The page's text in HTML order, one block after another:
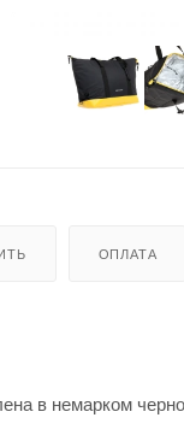
ОПЛАТА
в немарком